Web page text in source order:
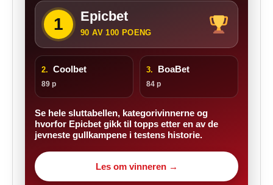
1 Epicbet
90 AV 100 POENG
2. Coolbet
89 p
3. BoaBet
84 p
Se hele sluttabellen, kategorivinnerne og
hvorfor Epicbet gikk til topps etter en av de
jevneste gullkampene i testens historie.
Les om vinneren →